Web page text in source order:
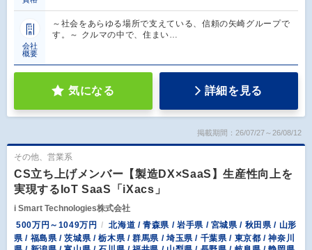
会社
概要
～社会をあらゆる場所で支えている、信頼の矢崎グループで
す。～ クルマの中で、住まい…
気になる 詳細を見る
掲載期間：26/07/27～26/08/12
その他、営業系
CS立ち上げメンバー【製造DX×SaaS】生産性向上を
実現するIoT SaaS「iXacs」
i Smart Technologies株式会社
500万円～1049万円
北海道 / 青森県 / 岩手県 / 宮城県 / 秋田県 / 山形
県 / 福島県 / 茨城県 / 栃木県 / 群馬県 / 埼玉県 / 千葉県 / 東京都 / 神奈川